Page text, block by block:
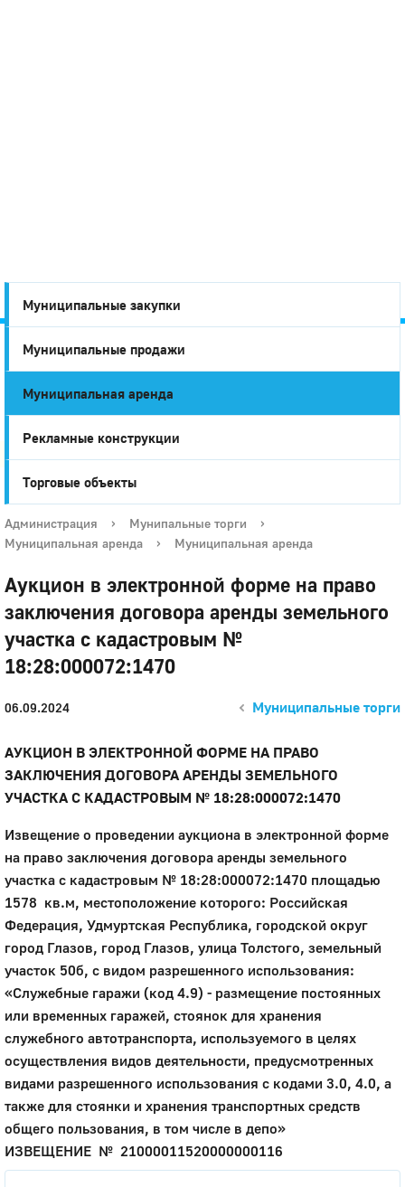
Город
Глазов
Муниципальные закупки
Муниципальные продажи
Муниципальная аренда
Рекламные конструкции
Торговые объекты
Администрация › Мунипальные торги
›
Муниципальная аренда
› Муниципальная аренда
Аукцион в электронной форме на право
заключения договора аренды земельного
участка с кадастровым №
18:28:000072:1470
06.09.2024 Муниципальные торги
АУКЦИОН В ЭЛЕКТРОННОЙ ФОРМЕ НА ПРАВО
ЗАКЛЮЧЕНИЯ ДОГОВОРА АРЕНДЫ ЗЕМЕЛЬНОГО
УЧАСТКА С КАДАСТРОВЫМ № 18:28:000072:1470
Извещение о проведении аукциона в электронной форме
на право заключения договора аренды земельного
участка с кадастровым № 18:28:000072:1470 площадью
1578 кв.м, местоположение которого: Российская
Федерация, Удмуртская Республика, городской округ
город Глазов, город Глазов, улица Толстого, земельный
участок 50б, с видом разрешенного использования:
«Служебные гаражи (код 4.9) - размещение постоянных
или временных гаражей, стоянок для хранения
служебного автотранспорта, используемого в целях
осуществления видов деятельности, предусмотренных
видами разрешенного использования с кодами 3.0, 4.0, а
также для стоянки и хранения транспортных средств
общего пользования, в том числе в депо»
ИЗВЕЩЕНИЕ № 21000011520000000116